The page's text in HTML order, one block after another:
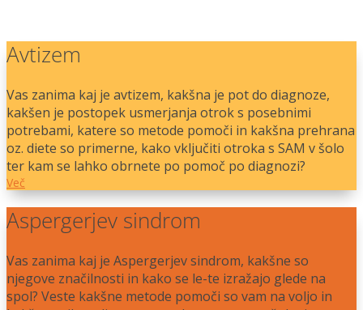
Avtizem
Vas zanima kaj je avtizem, kakšna je pot do diagnoze,
kakšen je postopek usmerjanja otrok s posebnimi
potrebami, katere so metode pomoči in kakšna prehrana
oz. diete so primerne, kako vključiti otroka s SAM v šolo
ter kam se lahko obrnete po pomoč po diagnozi?
Več
Aspergerjev sindrom
Vas zanima kaj je Aspergerjev sindrom, kakšne so
njegove značilnosti in kako se le-te izražajo glede na
spol? Veste kakšne metode pomoči so vam na voljo in